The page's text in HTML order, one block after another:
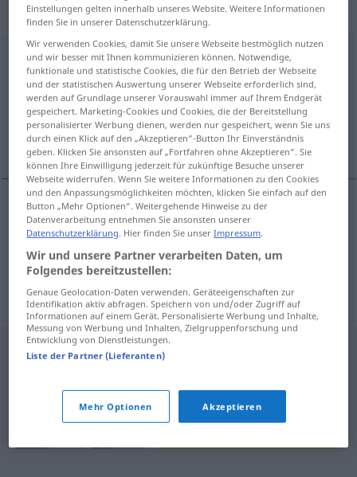
„goedkoop“: bijvoeglijk naamwoord
goedkoop [ɣ̊uˑtˈkoːp]adj
Übersicht aller Übersetzungen
(Für mehr Details die Übersetzung anklicken/antippen)
billig, preiswert, kostengünstig
billig goedkoopa. FIG
preiswert, kostengünstig goedkoopa. FIG
Einstellungen gelten innerhalb unseres Website. Weitere Informationen
finden Sie in unserer Datenschutzerklärung.
Wir verwenden Cookies, damit Sie unsere Webseite bestmöglich nutzen
und wir besser mit Ihnen kommunizieren können. Notwendige,
funktionale und statistische Cookies, die für den Betrieb der Webseite
und der statistischen Auswertung unserer Webseite erforderlich sind,
werden auf Grundlage unserer Vorauswahl immer auf Ihrem Endgerät
gespeichert. Marketing-Cookies und Cookies, die der Bereitstellung
personalisierter Werbung dienen, werden nur gespeichert, wenn Sie uns
durch einen Klick auf den „Akzeptieren“-Button Ihr Einverständnis
geben. Klicken Sie ansonsten auf „Fortfahren ohne Akzeptieren“. Sie
können Ihre Einwilligung jederzeit für zukünftige Besuche unserer
Webseite widerrufen. Wenn Sie weitere Informationen zu den Cookies
und den Anpassungsmöglichkeiten möchten, klicken Sie einfach auf den
Button „Mehr Optionen“. Weitergehende Hinweise zu der
Datenverarbeitung entnehmen Sie ansonsten unserer
Datenschutzerklärung. Hier finden Sie unserImpressum.
Wir und unsere Partner verarbeiten Daten, um
Folgendes bereitzustellen:
Genaue Geolocation-Daten verwenden. Geräteeigenschaften zur
Identifikation aktiv abfragen. Speichern von und/oder Zugriff auf
Informationen auf einem Gerät. Personalisierte Werbung und Inhalte,
Messung von Werbung und Inhalten, Zielgruppenforschung und
Entwicklung von Dienstleistungen.
Liste der Partner (Lieferanten)
Mehr Optionen Akzeptieren